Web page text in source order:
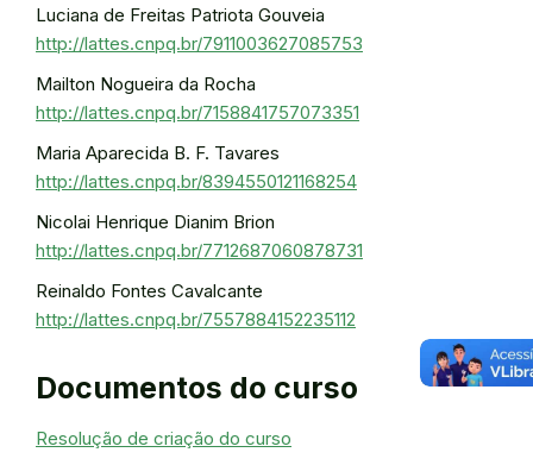
Luciana de Freitas Patriota Gouveia
http://lattes.cnpq.br/7911003627085753
Mailton Nogueira da Rocha
http://lattes.cnpq.br/7158841757073351
Maria Aparecida B. F. Tavares
http://lattes.cnpq.br/8394550121168254
Nicolai Henrique Dianim Brion
http://lattes.cnpq.br/7712687060878731
Reinaldo Fontes Cavalcante
http://lattes.cnpq.br/7557884152235112
Documentos do curso
Resolução de criação do curso